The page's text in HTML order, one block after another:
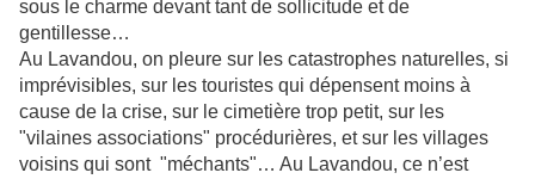
sous le charme devant tant de sollicitude et de
gentillesse…
Au Lavandou, on pleure sur les catastrophes naturelles, si
imprévisibles, sur les touristes qui dépensent moins à
cause de la crise, sur le cimetière trop petit, sur les
"vilaines associations" procédurières, et sur les villages
voisins qui sont "méchants"… Au Lavandou, ce n’est